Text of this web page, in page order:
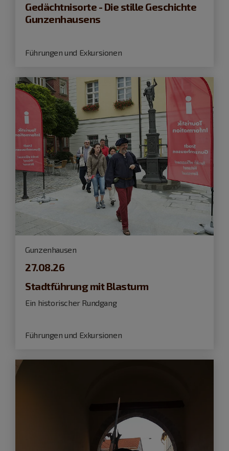
Gedächtnisorte - Die stille Geschichte
Gunzenhausens
Führungen und Exkursionen
Gunzenhausen
27.08.26
Stadtführung mit Blasturm
Ein historischer Rundgang
Führungen und Exkursionen